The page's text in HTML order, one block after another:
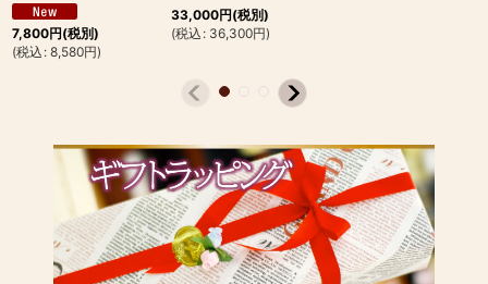
7,800円(税別)
(税込 : 8,580円)
33,000円(税別)
(税込 : 36,300円)